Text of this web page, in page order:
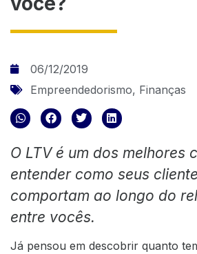
06/12/2019
Empreendedorismo, Finanças
O LTV é um dos melhores
entender como seus
comportam ao longo do
entre vocês.
Já pensou em descobrir quanto